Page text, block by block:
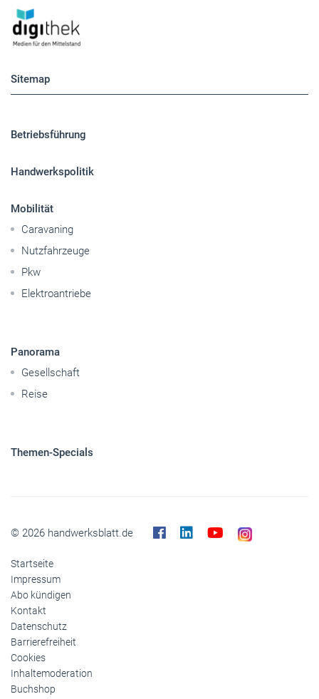
Sitemap
Betriebsführung
Handwerkspolitik
Mobilität
Caravaning
Nutzfahrzeuge
Pkw
Elektroantriebe
Panorama
Gesellschaft
Reise
Themen-Specials
© 2026 handwerksblatt.de
Startseite
Impressum
Abo kündigen
Kontakt
Datenschutz
Barrierefreiheit
Cookies
Inhaltemoderation
Buchshop